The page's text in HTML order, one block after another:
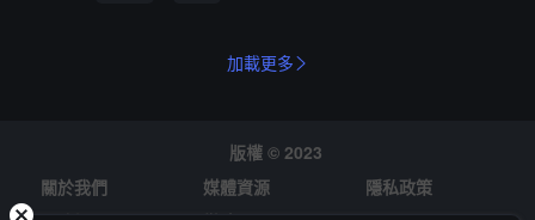
加載更多
版權 © 2023
關於我們
媒體資源
隱私政策